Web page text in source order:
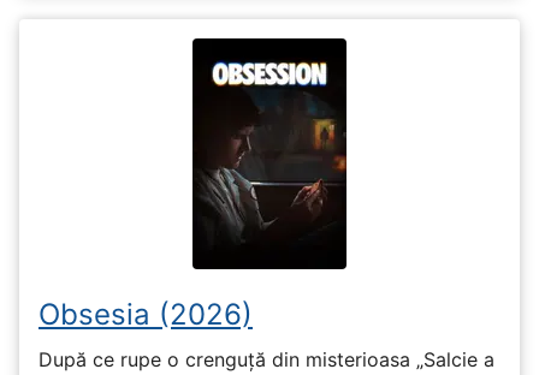
Obsesia (2026)
După ce rupe o crenguță din misterioasa „Salcie a